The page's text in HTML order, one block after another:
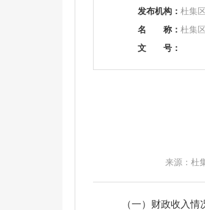
发布机构： 杜集
名
称： 杜集
文
号：
来源：杜
（一）财政收入情